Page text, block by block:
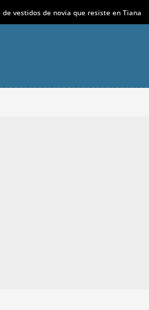
de vestidos de novia que resiste en Tiana